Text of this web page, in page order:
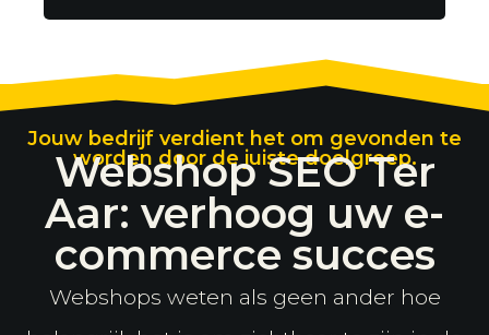
Jouw bedrijf verdient het om gevonden te
worden door de juiste doelgroep.
Webshop SEO Ter
Aar: verhoog uw e-
commerce succes
Webshops weten als geen ander hoe